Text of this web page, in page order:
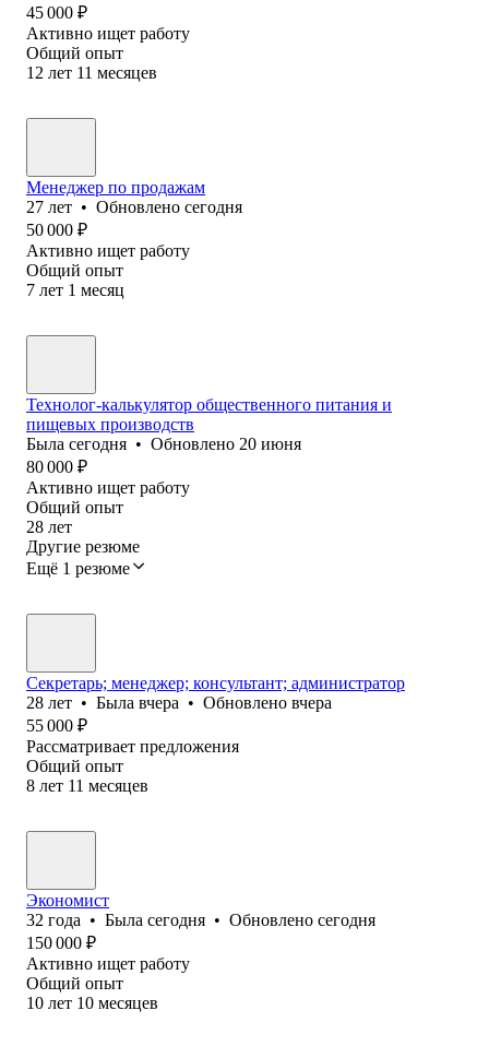
45 000 ₽
Активно ищет работу
Общий опыт
12 лет 11 месяцев
Менеджер по продажам
27 лет • Обновлено сегодня
50 000 ₽
Активно ищет работу
Общий опыт
7 лет 1 месяц
Технолог-калькулятор общественного питания и
пищевых производств
Была сегодня • Обновлено 20 июня
80 000 ₽
Активно ищет работу
Общий опыт
28 лет
Другие резюме
Ещё 1 резюме
Секретарь; менеджер; консультант; администратор
28 лет • Была вчера • Обновлено вчера
55 000 ₽
Рассматривает предложения
Общий опыт
8 лет 11 месяцев
Экономист
32 года • Была сегодня • Обновлено сегодня
150 000 ₽
Активно ищет работу
Общий опыт
10 лет 10 месяцев